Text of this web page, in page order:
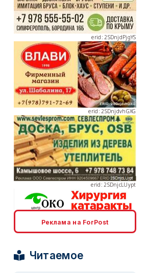
erid: 2SDnjdPjgYS
erid: 2SDnjdvhGXG
erid: 2SDnjcLUypt
erid: 2SDnjcrDNw6
Реклама на ForPost
Читаемое